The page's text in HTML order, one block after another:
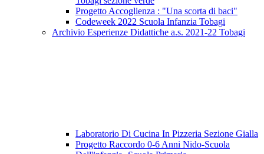
Progetto Accoglienza : "Una scorta di baci"
Codeweek 2022 Scuola Infanzia Tobagi
Archivio Esperienze Didattiche a.s. 2021-22 Tobagi
Laboratorio Di Cucina In Pizzeria Sezione Gialla
Progetto Raccordo 0-6 Anni Nido-Scuola